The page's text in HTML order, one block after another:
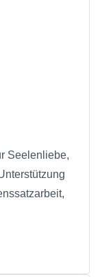
Seelenliebe,